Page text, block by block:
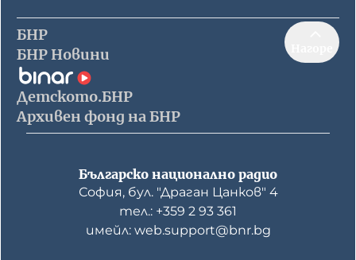
БНР
БНР Новини
Детското.БНР
Архивен фонд на БНР
Българско национално радио
София, бул. "Драган Цанков" 4
тел.: +359 2 93 361
имейл: web.support@bnr.bg